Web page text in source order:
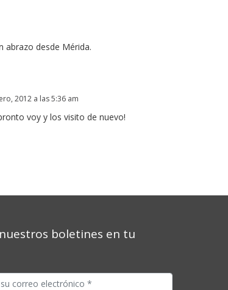
abrazo desde Mérida.
2012 a las 5:36 am
voy y los visito de nuevo!
boletines en tu